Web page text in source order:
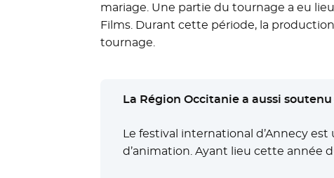
mariage. Une partie du tournage a eu
Films. Durant cette période, la
tournage.
La Région Occitanie a aussi
Le festival international d’Annecy
d’animation. Ayant lieu cette année